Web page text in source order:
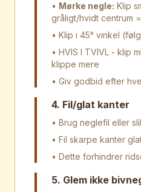
• Mørke negle: Klip
gråligt/hvidt centrum
• Klip i 45° vinkel
• HVIS I TVIVL - klip
klippe mere
• Giv godbid efter
4. Fil/glat kanter
• Brug neglefil eller
• Fil skarpe kanter
• Dette forhindrer
5. Glem ikke